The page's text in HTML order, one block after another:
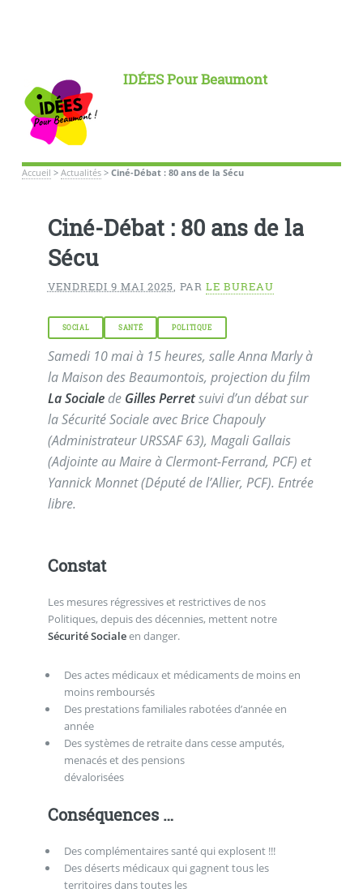
IDÉES Pour Beaumont
Accueil > Actualités> Ciné-Débat : 80 ans de la Sécu
Ciné-Débat : 80 ans de la
Sécu
VENDREDI 9 MAI 2025, PAR LE BUREAU
SOCIAL SANTÉ POLITIQUE
Samedi 10 mai à 15 heures, salle Anna Marly à
la Maison des Beaumontois, projection du film
La Socialede Gilles Perretsuivi d’un débat sur
la Sécurité Sociale avec Brice Chapouly
(Administrateur URSSAF 63), Magali Gallais
(Adjointe au Maire à Clermont-Ferrand, PCF) et
Yannick Monnet (Député de l’Allier, PCF). Entrée
libre.
Constat
Les mesures régressives et restrictives de nos
Politiques, depuis des décennies, mettent notre
Sécurité Socialeen danger.
Des actes médicaux et médicaments de moins en
moins remboursés
Des prestations familiales rabotées d’année en
année
Des systèmes de retraite dans cesse amputés,
menacés et des pensions
dévalorisées
Conséquences …
Des complémentaires santé qui explosent !!!
Des déserts médicaux qui gagnent tous les
territoires dans toutes les